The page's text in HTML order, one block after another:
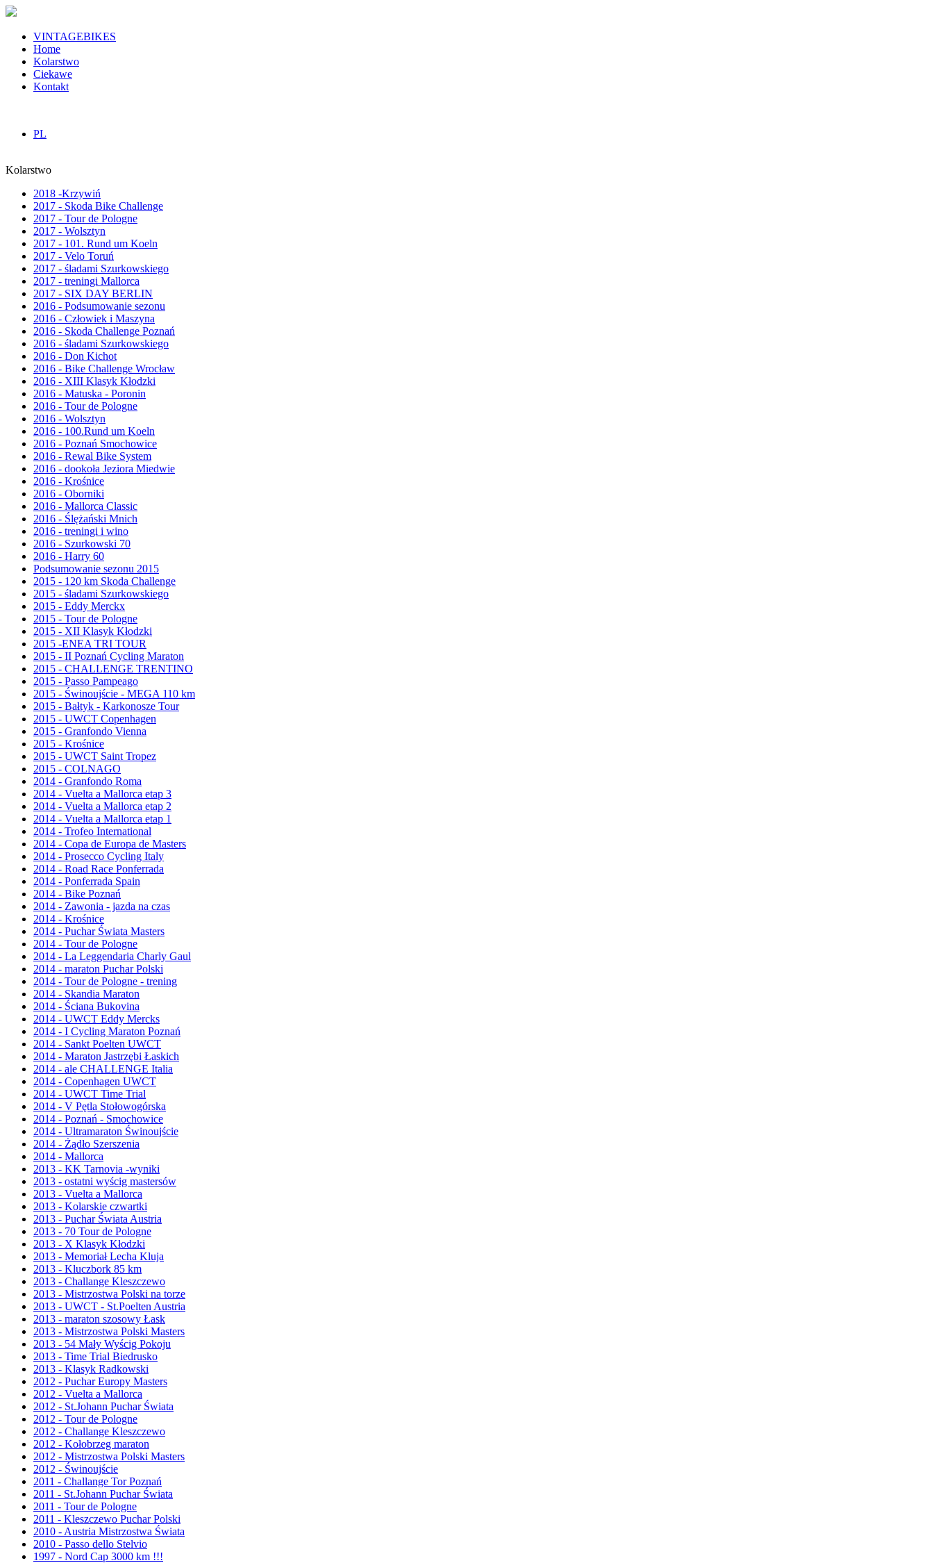
VINTAGEBIKES
Home
Kolarstwo
Ciekawe
Kontakt
PL
Kolarstwo
2018 -Krzywiń
2017 - Skoda Bike Challenge
2017 - Tour de Pologne
2017 - Wolsztyn
2017 - 101. Rund um Koeln
2017 - Velo Toruń
2017 - śladami Szurkowskiego
2017 - treningi Mallorca
2017 - SIX DAY BERLIN
2016 - Podsumowanie sezonu
2016 - Człowiek i Maszyna
2016 - Skoda Challenge Poznań
2016 - śladami Szurkowskiego
2016 - Don Kichot
2016 - Bike Challenge Wrocław
2016 - XIII Klasyk Kłodzki
2016 - Matuska - Poronin
2016 - Tour de Pologne
2016 - Wolsztyn
2016 - 100.Rund um Koeln
2016 - Poznań Smochowice
2016 - Rewal Bike System
2016 - dookoła Jeziora Miedwie
2016 - Krośnice
2016 - Oborniki
2016 - Mallorca Classic
2016 - Ślężański Mnich
2016 - treningi i wino
2016 - Szurkowski 70
2016 - Harry 60
Podsumowanie sezonu 2015
2015 - 120 km Skoda Challenge
2015 - śladami Szurkowskiego
2015 - Eddy Merckx
2015 - Tour de Pologne
2015 - XII Klasyk Kłodzki
2015 -ENEA TRI TOUR
2015 - II Poznań Cycling Maraton
2015 - CHALLENGE TRENTINO
2015 - Passo Pampeago
2015 - Świnoujście - MEGA 110 km
2015 - Bałtyk - Karkonosze Tour
2015 - UWCT Copenhagen
2015 - Granfondo Vienna
2015 - Krośnice
2015 - UWCT Saint Tropez
2015 - COLNAGO
2014 - Granfondo Roma
2014 - Vuelta a Mallorca etap 3
2014 - Vuelta a Mallorca etap 2
2014 - Vuelta a Mallorca etap 1
2014 - Trofeo International
2014 - Copa de Europa de Masters
2014 - Prosecco Cycling Italy
2014 - Road Race Ponferrada
2014 - Ponferrada Spain
2014 - Bike Poznań
2014 - Zawonia - jazda na czas
2014 - Krośnice
2014 - Puchar Świata Masters
2014 - Tour de Pologne
2014 - La Leggendaria Charly Gaul
2014 - maraton Puchar Polski
2014 - Tour de Pologne - trening
2014 - Skandia Maraton
2014 - Ściana Bukovina
2014 - UWCT Eddy Mercks
2014 - I Cycling Maraton Poznań
2014 - Sankt Poelten UWCT
2014 - Maraton Jastrzębi Łaskich
2014 - ale CHALLENGE Italia
2014 - Copenhagen UWCT
2014 - UWCT Time Trial
2014 - V Pętla Stołowogórska
2014 - Poznań - Smochowice
2014 - Ultramaraton Świnoujście
2014 - Żądło Szerszenia
2014 - Mallorca
2013 - KK Tarnovia -wyniki
2013 - ostatni wyścig mastersów
2013 - Vuelta a Mallorca
2013 - Kolarskie czwartki
2013 - Puchar Świata Austria
2013 - 70 Tour de Pologne
2013 - X Klasyk Kłodzki
2013 - Memoriał Lecha Kluja
2013 - Kluczbork 85 km
2013 - Challange Kleszczewo
2013 - Mistrzostwa Polski na torze
2013 - UWCT - St.Poelten Austria
2013 - maraton szosowy Łask
2013 - Mistrzostwa Polski Masters
2013 - 54 Mały Wyścig Pokoju
2013 - Time Trial Biedrusko
2013 - Klasyk Radkowski
2012 - Puchar Europy Masters
2012 - Vuelta a Mallorca
2012 - St.Johann Puchar Świata
2012 - Tour de Pologne
2012 - Challange Kleszczewo
2012 - Kołobrzeg maraton
2012 - Mistrzostwa Polski Masters
2012 - Świnoujście
2011 - Challange Tor Poznań
2011 - St.Johann Puchar Świata
2011 - Tour de Pologne
2011 - Kleszczewo Puchar Polski
2010 - Austria Mistrzostwa Świata
2010 - Passo dello Stelvio
1997 - Nord Cap 3000 km !!!